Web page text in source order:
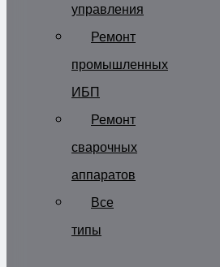
управления
Ремонт
промышленных
ИБП
Ремонт
сварочных
аппаратов
Все
типы